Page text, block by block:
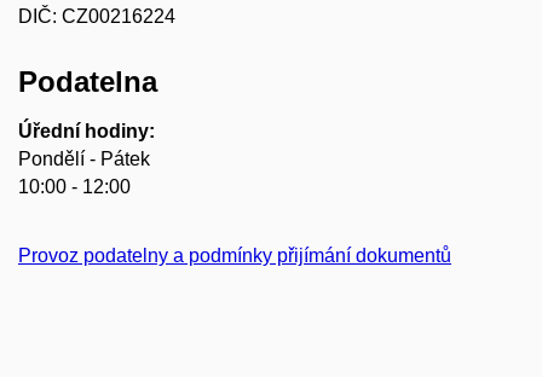
DIČ: CZ00216224
Podatelna
Úřední hodiny:
Pondělí - Pátek
10:00 - 12:00
Provoz podatelny a podmínky přijímání dokumentů